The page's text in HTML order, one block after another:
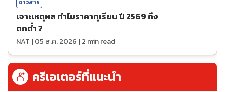
ข่าวสาร
เจาะเหตุผล ทำไมราคาทุเรียน ปี 2569 ถึง
ตกต่ำ ?
NAT |05 ส.ค. 2026 |2 min read
ครีเอเตอร์ที่แนะนำ